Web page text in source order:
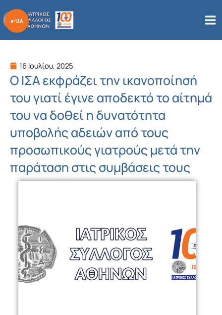
στο
περιεχόμενο
16 Ιουλίου, 2025
Ο ΙΣΑ εκφράζει την ικανοποίησή
του γιατί έγινε αποδεκτό το αίτημά
του να δοθεί η δυνατότητα
υποβολής αδειών από τους
προσωπικούς γιατρούς μετά την
παράταση στις συμβάσεις τους